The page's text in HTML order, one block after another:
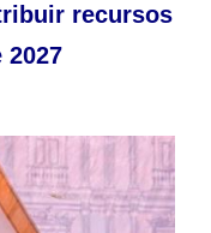
recursos